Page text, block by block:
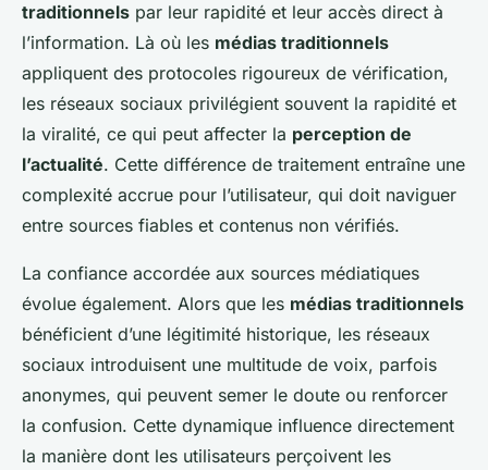
traditionnels par leur rapidité et leur accès direct à
l’information. Là où les médias traditionnels
appliquent des protocoles rigoureux de vérification,
les réseaux sociaux privilégient souvent la rapidité et
la viralité, ce qui peut affecter la perception de
l’actualité. Cette différence de traitement entraîne une
complexité accrue pour l’utilisateur, qui doit naviguer
entre sources fiables et contenus non vérifiés.
La confiance accordée aux sources médiatiques
évolue également. Alors que les médias traditionnels
bénéficient d’une légitimité historique, les réseaux
sociaux introduisent une multitude de voix, parfois
anonymes, qui peuvent semer le doute ou renforcer
la confusion. Cette dynamique influence directement
la manière dont les utilisateurs perçoivent les